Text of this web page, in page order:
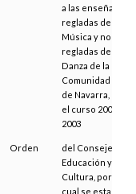
a las enseñanzas
regladas de
Música y no
regladas de
Danza de la
Comunidad Foral
de Navarra, para
el curso 2002-
2003
Orden
del Consejero de
Educación y
Cultura, por la
cual se establece